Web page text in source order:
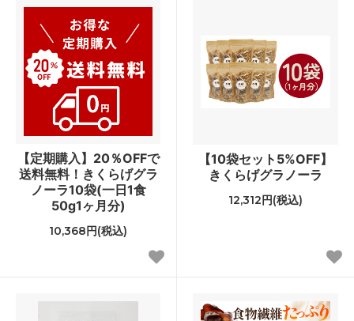
【定期購入】20％OFFで
送料無料！きくらげグラ
ノーラ10袋(一日1食
50g1ヶ月分)
10,368円(税込)
【10袋セット5%OFF】
きくらげグラノーラ
12,312円(税込)